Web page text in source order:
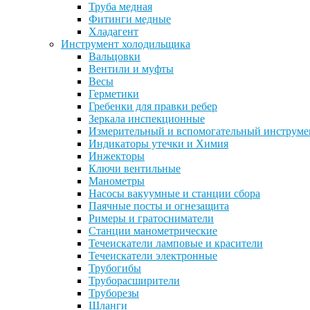
Труба медная
Фитинги медные
Хладагент
Инструмент холодильщика
Вальцовки
Вентили и муфты
Весы
Герметики
Гребенки для правки ребер
Зеркала инспекционные
Измерительный и вспомогательный
Индикаторы утечки и Химия
Инжекторы
Ключи вентильные
Манометры
Насосы вакуумные и станции сбора
Паячные посты и огнезащита
Римеры и гратосниматели
Станции манометрические
Течеискатели ламповые и красители
Течеискатели электронные
Трубогибы
Труборасширители
Труборезы
Шланги